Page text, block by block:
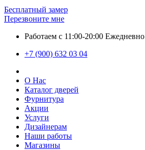
Бесплатный замер
Перезвоните мне
Работаем с 11:00-20:00 Ежедневно
+7 (900) 632 03 04
О Нас
Каталог дверей
Фурнитура
Акции
Услуги
Дизайнерам
Наши работы
Магазины